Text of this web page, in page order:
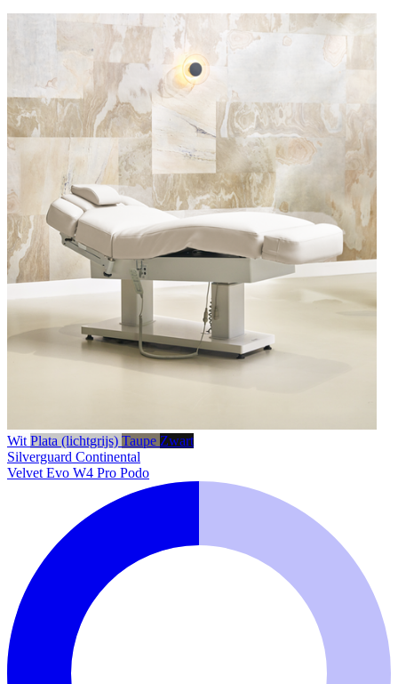
Wit Plata (lichtgrijs) Taupe Zwart
Silverguard Continental
Velvet Evo W4 Pro Podo